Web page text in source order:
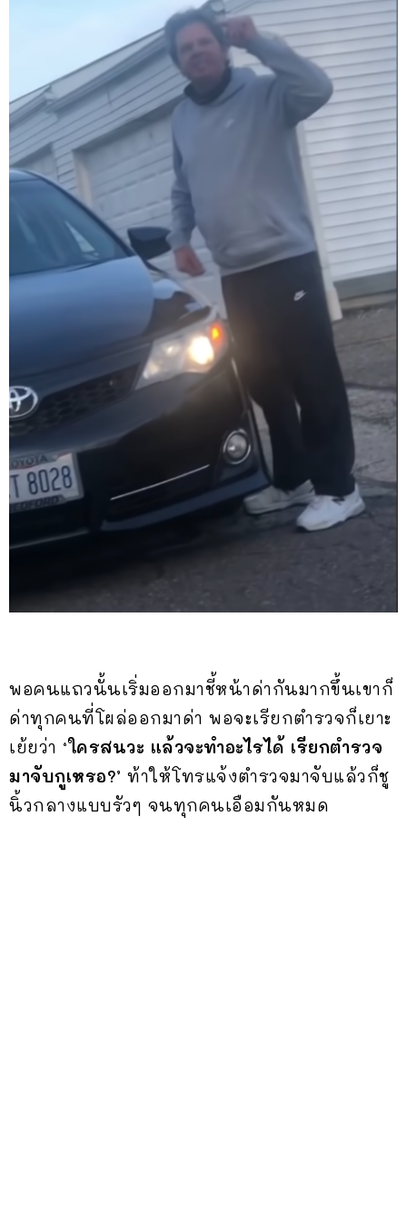
พอคนแถวนั้นเริ่มออกมาชี้หน้าด่ากันมากขึ้นเขาก็
ด่าทุกคนที่โผล่ออกมาด่า พอจะเรียกตำรวจก็เยาะ
เย้ยว่า ‘ใครสนวะ แล้วจะทำอะไรได้ เรียกตำรวจ
มาจับกูเหรอ?’ ท้าให้โทรแจ้งตำรวจมาจับแล้วก็ชู
นิ้วกลางแบบรัวๆ จนทุกคนเอือมกันหมด